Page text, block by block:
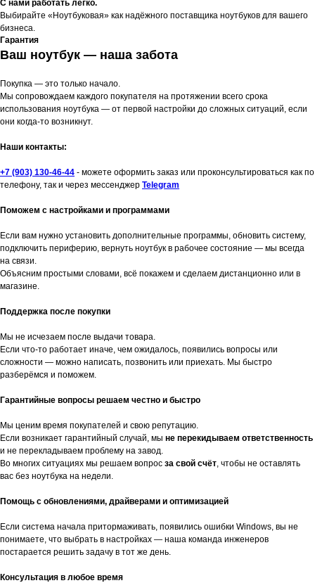
С нами работать легко.
Выбирайте «Ноутбуковая» как надёжного поставщика ноутбуков для вашего
бизнеса.
Гарантия
Ваш ноутбук — наша забота
Покупка — это только начало.
Мы сопровождаем каждого покупателя на протяжении всего срока
использования ноутбука — от первой настройки до сложных ситуаций, если
они когда-то возникнут.
Наши контакты:
+7 (903) 130-46-44 - можете оформить заказ или проконсультироваться как по
телефону, так и через мессенджер Telegram
Поможем с настройками и программами
Если вам нужно установить дополнительные программы, обновить систему,
подключить периферию, вернуть ноутбук в рабочее состояние — мы всегда
на связи.
Объясним простыми словами, всё покажем и сделаем дистанционно или в
магазине.
Поддержка после покупки
Мы не исчезаем после выдачи товара.
Если что-то работает иначе, чем ожидалось, появились вопросы или
сложности — можно написать, позвонить или приехать. Мы быстро
разберёмся и поможем.
Гарантийные вопросы решаем честно и быстро
Мы ценим время покупателей и свою репутацию.
Если возникает гарантийный случай, мы не перекидываем ответственность
и не перекладываем проблему на завод.
Во многих ситуациях мы решаем вопрос за свой счёт, чтобы не оставлять
вас без ноутбука на недели.
Помощь с обновлениями, драйверами и оптимизацией
Если система начала притормаживать, появились ошибки Windows, вы не
понимаете, что выбрать в настройках — наша команда инженеров
постарается решить задачу в тот же день.
Консультация в любое время